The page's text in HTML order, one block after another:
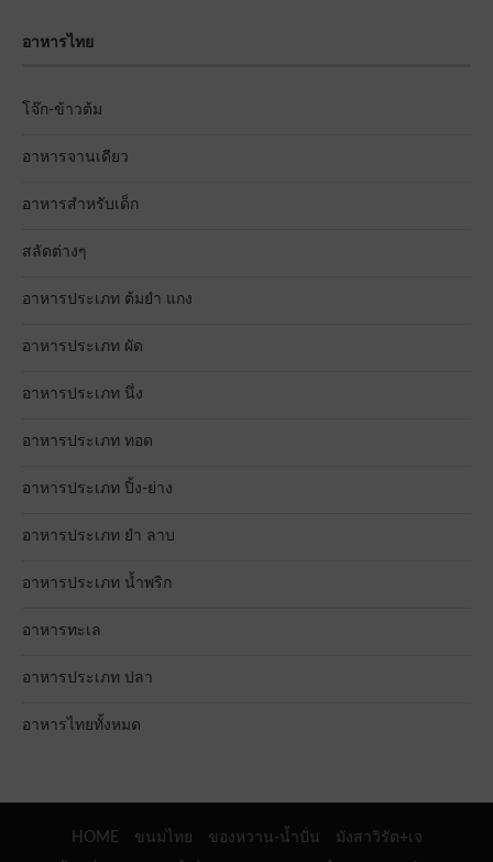
อาหารไทย
โจ๊ก-ข้าวต้ม
อาหารจานเดียว
อาหารสำหรับเด็ก
สลัดต่างๆ
อาหารประเภท ต้มยำ แกง
อาหารประเภท ผัด
อาหารประเภท นึ่ง
อาหารประเภท ทอด
อาหารประเภท ปิ้ง-ย่าง
อาหารประเภท ยำ ลาบ
อาหารประเภท น้ำพริก
อาหารทะเล
อาหารประเภท ปลา
อาหารไทยทั้งหมด
HOME ขนมไทย ของหวาน-น้ำปั่น
มังสาวิรัต+เจ